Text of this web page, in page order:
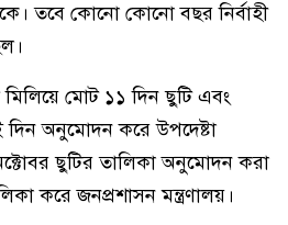
তবে কোনো কোনো বছর নির্বাহী
মোট ১১ দিন ছুটি এবং
দিন অনুমোদন করে উপদেষ্টা
ছুটির তালিকা অনুমোদন করা
করে জনপ্রশাসন মন্ত্রণালয়।